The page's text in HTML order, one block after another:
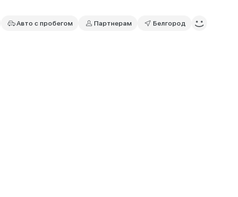
Авто с пробегом Партнерам Белгород